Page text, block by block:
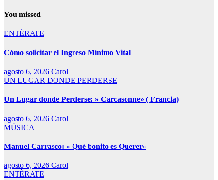
You missed
ENTÈRATE
Cómo solicitar el Ingreso Mínimo Vital
agosto 6, 2026 Carol
UN LUGAR DONDE PERDERSE
Un Lugar donde Perderse: » Carcasonne» ( Francia)
agosto 6, 2026 Carol
MÚSICA
Manuel Carrasco: » Qué bonito es Querer»
agosto 6, 2026 Carol
ENTÈRATE